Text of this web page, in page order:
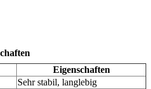
Eigenschaften
Sehr stabil, langlebig